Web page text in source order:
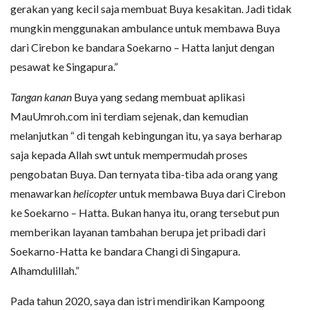
gerakan yang kecil saja membuat Buya kesakitan. Jadi tidak
mungkin menggunakan ambulance untuk membawa Buya
dari Cirebon ke bandara Soekarno – Hatta lanjut dengan
pesawat ke Singapura.”
Tangan kanan Buya yang sedang membuat aplikasi
MauUmroh.com ini terdiam sejenak, dan kemudian
melanjutkan “ di tengah kebingungan itu, ya saya berharap
saja kepada Allah swt untuk mempermudah proses
pengobatan Buya. Dan ternyata tiba-tiba ada orang yang
menawarkanhelicopteruntuk membawa Buya dari Cirebon
ke Soekarno – Hatta. Bukan hanya itu, orang tersebut pun
memberikan layanan tambahan berupa jet pribadi dari
Soekarno-Hatta ke bandara Changi di Singapura.
Alhamdulillah.”
Pada tahun 2020, saya dan istri mendirikan Kampoong